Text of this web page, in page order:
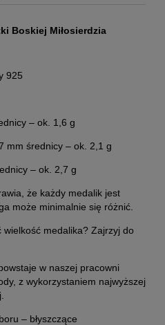
Boskiej Miłosierdzia
925
– ok. 1,6 g
mm średnicy – ok. 2,1 g
– ok. 2,7 g
że każdy medalik jest
może minimalnie się różnić.
wielkość medalika? Zajrzyj do
w naszej pracowni
z wykorzystaniem najwyższej
– błyszczące